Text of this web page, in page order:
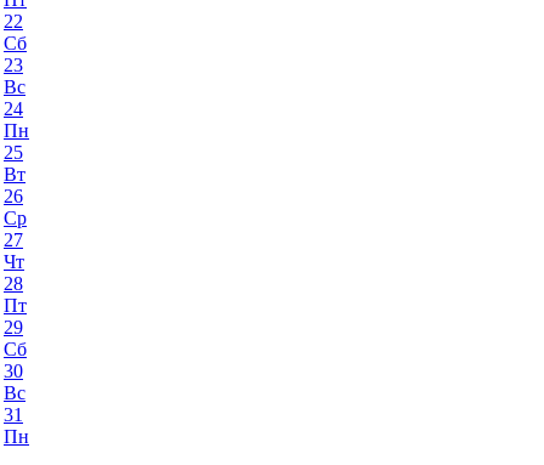
22
Сб
23
Вс
24
Пн
25
Вт
26
Ср
27
Чт
28
Пт
29
Сб
30
Вс
31
Пн